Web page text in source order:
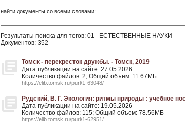
найти документы со всеми словами:
Результаты поиска для тегов: 01 - ЕСТЕСТВЕННЫЕ НАУКИ
Документов: 352
Томск - перекресток дружбы. - Томск, 2019
Дата публикации на сайте: 27.05.2026
Количество файлов: 2; Общий объем: 11.67МБ
https://elib.tomsk.ru/purl/1-63048/
Рудский, В. Г. Экология: ритмы природы : учебное
Дата публикации на сайте: 19.05.2026
Количество файлов: 115; Общий объем: 78.56МБ
https://elib.tomsk.ru/purl/1-62951/